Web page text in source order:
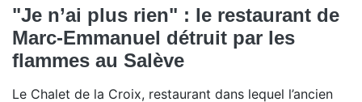
"Je n’ai plus rien" : le restaurant de
Marc-Emmanuel détruit par les
flammes au Salève
Le Chalet de la Croix, restaurant dans lequel l’ancien